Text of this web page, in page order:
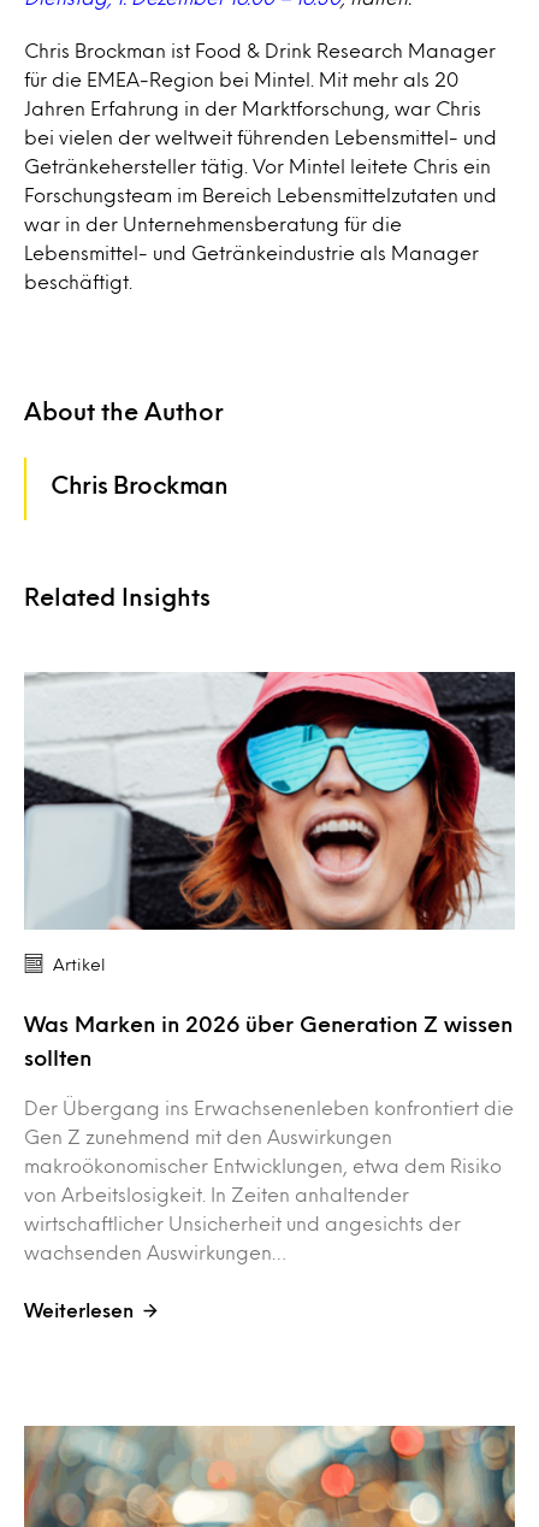
Chris Brockman ist Food & Drink Research Manager
für die EMEA-Region bei Mintel. Mit mehr als 20
Jahren Erfahrung in der Marktforschung, war Chris
bei vielen der weltweit führenden Lebensmittel- und
Getränkehersteller tätig. Vor Mintel leitete Chris ein
Forschungsteam im Bereich Lebensmittelzutaten und
war in der Unternehmensberatung für die
Lebensmittel- und Getränkeindustrie als Manager
beschäftigt.
About the Author
Chris Brockman
Related Insights
Artikel
Was Marken in 2026 über Generation Z wissen
sollten
Der Übergang ins Erwachsenenleben konfrontiert die
Gen Z zunehmend mit den Auswirkungen
makroökonomischer Entwicklungen, etwa dem Risiko
von Arbeitslosigkeit. In Zeiten anhaltender
wirtschaftlicher Unsicherheit und angesichts der
wachsenden Auswirkungen…
Weiterlesen